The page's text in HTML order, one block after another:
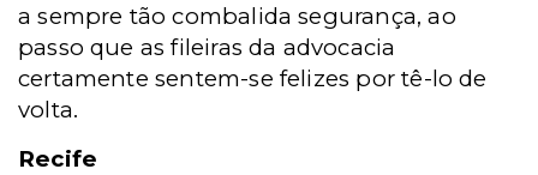
a sempre tão combalida segurança, ao
passo que as fileiras da advocacia
certamente sentem-se felizes por tê-lo de
volta.
Recife